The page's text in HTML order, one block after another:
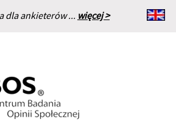
dla ankieterów ... więcej >